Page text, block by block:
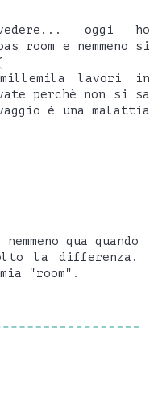
oggi ho
room e nemmeno si
lavori in
perchè non si sa
è una malattia
qua quando
la differenza.
"room".